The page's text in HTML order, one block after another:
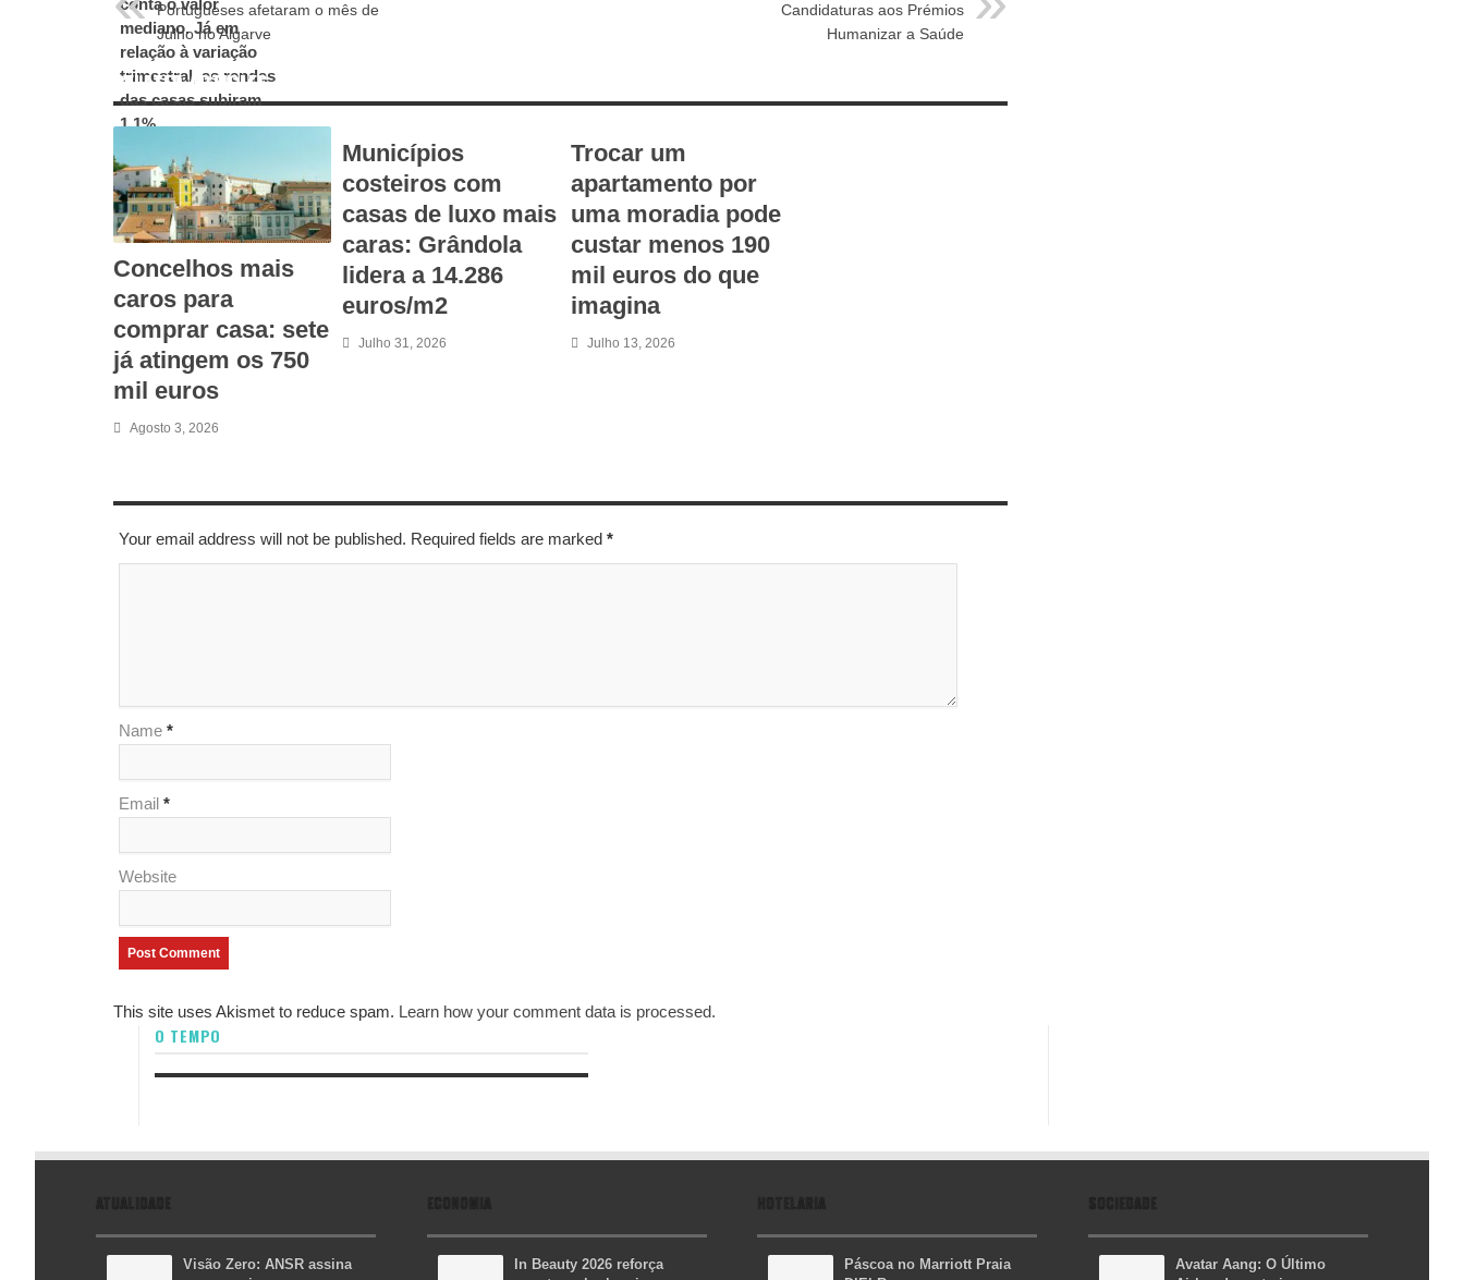
Portugueses afetaram o mês de
Julho no Algarve
Candidaturas aos Prémios
Humanizar a Saúde
RELATED ARTICLES
Concelhos mais
caros para
comprar casa: sete
já atingem os 750
mil euros
Agosto 3, 2026
Municípios
costeiros com
casas de luxo mais
caras: Grândola
lidera a 14.286
euros/m2
Julho 31, 2026
Trocar um
apartamento por
uma moradia pode
custar menos 190
mil euros do que
imagina
Julho 13, 2026
Your email address will not be published. Required fields are marked *
Name *
Email *
Website
This site uses Akismet to reduce spam. Learn how your comment data is processed.
O TEMPO
ATUALIDADE
Visão Zero: ANSR assina
ECONOMIA
In Beauty 2026 reforça
HOTELARIA
Páscoa no Marriott Praia
SOCIEDADE
Avatar Aang: O Último